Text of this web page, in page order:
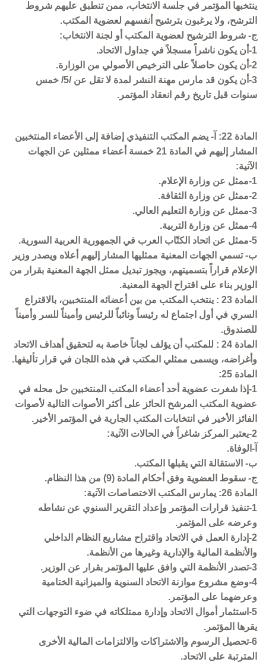
ينتخبها المؤتمر في جلسة الانتخاب، ممن تنطبق عليهم شروط
الترشح، ولا يرغبون بترشيح أنفسهم لعضوية المكتب.
ج- شروط الترشيح لعضوية المكتب أو لجنة الانتخاب:
1-أن يكون ناشراً مسجلاً في جداول الاتحاد.
2-أن يكون حاصلاً على الترخيص الأصولي من الوزارة.
3-أن يكون قد مارس مهنة النشر لمدة لا تقل عن /5/ خمس
سنوات قبل تاريخ رقم انعقاد المؤتمر.
المادة 22: آ- يضم المكتب التنفيذي إضافة إلى الأعضاء المنتخبين
المشار إليهم في المادة 21 خمسة أعضاء ممثلين عن الجهات
الآتية:
1-ممثل عن وزارة الإعلام.
2-ممثل عن وزارة الثقافة.
3-ممثل عن وزارة التعليم العالي.
4-ممثل عن وزارة التربية.
5-ممثل عن اتحاد الكتّاب العرب في الجمهورية العربية السورية.
ب- تسمي الجهات المعنية ممثليها المشار إليهم أعلاه ويصدر وزير
الإعلام قراراً بتسميتهم، ويجوز تبديل ممثل الجهة المعنية بقرار من
الوزير بناء على اقتراح الجهة المعنية.
المادة 23 : ينتخب المكتب من بين أعضائه المنتخبين، بالاقتراع
السري في أول اجتماع له رئيساً ونائباً للرئيس وأميناً للسر وأميناً
للصندوق.
المادة 24 : للمكتب أن يؤلف لجاناً خاصة به لتحقيق أهداف الاتحاد
وأغراضه، ويسمى ممثلي المكتب في هذه اللجان في قرار تأليفها.
المادة 25:
1-إذا شغرت عضوية أحد أعضاء المكتب المنتخبين حل محله في
عضوية المكتب المرشح الحائز على أكثر الأصوات التالية لأصوات
الفائز الأخير في انتخابات المكتب الجارية في المؤتمر الأخير.
2-يعتبر المركز شاغراً في الحالات الآتية:
آ-الوفاة.
ب- الاستقالة التي يقبلها المكتب.
ج- سقوط العضوية وفق أحكام المادة (9) من هذا النظام.
المادة 26: يمارس المكتب الاختصاصات الآتية:
1-تنفيذ قرارات المؤتمر وإعداد التقرير السنوي عن نشاطه
وعرضه على المؤتمر.
2-إدارة العمل في الاتحاد واقتراح مشاريع النظام الداخلي
والأنظمة المالية والإدارية وغيرها من الأنظمة.
3-تصدر الأنظمة التي وافق عليها المؤتمر بقرار عن الوزير.
4-وضع مشروع موازنة الاتحاد السنوية والميزانية الختامية
وعرضهما على المؤتمر.
5-استثمار أموال الاتحاد وإدارة ممتلكاته في ضوء التوجهات التي
يقرها المؤتمر.
6-تحصيل الرسوم والاشتراكات والالتزامات المالية الأخرى
المترتبة على الاتحاد.